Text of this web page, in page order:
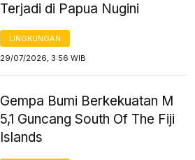
Terjadi di Papua Nugini
LINGKUNGAN
29/07/2026, 3:56 WIB
Gempa Bumi Berkekuatan M
5,1 Guncang South Of The Fiji
Islands